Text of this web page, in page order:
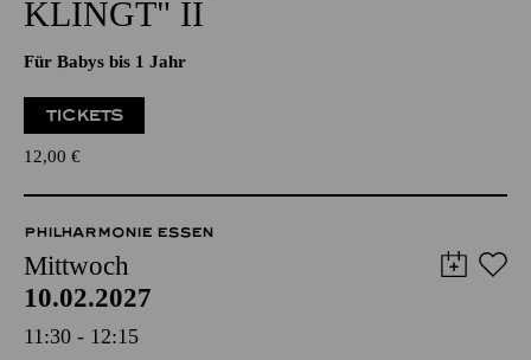
PHILHARMONIE ENTDECKEN · BABYKONZERT
"HÖR MAL, WIE DAS
Für Babys bis 1 Jahr
12,00€
PHILHARMONIE ESSEN
Mittwoch